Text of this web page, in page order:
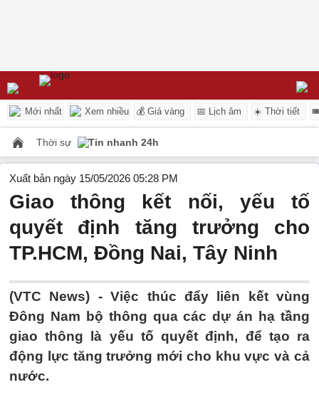
Mới nhất Xem nhiều 💰 Giá vàng 📅 Lịch âm ☀️ Thời tiết
Thời sự Tin nhanh 24h
Xuất bản ngày 15/05/2026 05:28 PM
Giao thông kết nối, yếu tố
quyết định tăng trưởng cho
TP.HCM, Đồng Nai, Tây Ninh
(VTC News) -Việc thúc đẩy liên kết vùng
Đông Nam bộ thông qua các dự án hạ tầng
giao thông là yếu tố quyết định, để tạo ra
động lực tăng trưởng mới cho khu vực và cả
nước.